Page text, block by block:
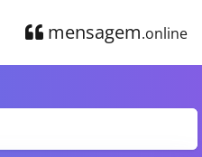
mensagem.online